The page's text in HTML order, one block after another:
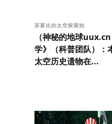
苏富比的太空探索拍
（神秘的地球
学》（科普团队）：
太空历史遗物在...